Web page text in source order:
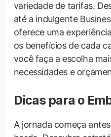
variedade de tarifas.
até a indulgente
oferece uma
os benefícios de cada
você faça a escolha
necessidades e
Dicas para o
A jornada começa